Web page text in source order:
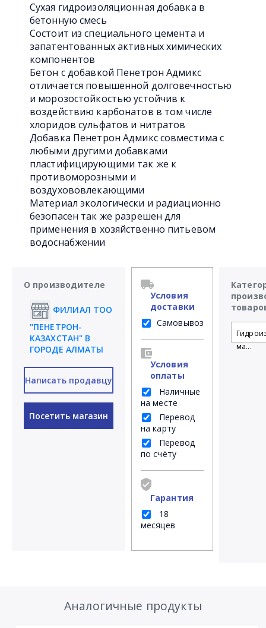
Сухая гидроизоляционная добавка в
бетонную смесь
Состоит из специального цемента и
запатентованных активных химических
компонентов
Бетон с добавкой Пенетрон Адмикс
отличается повышенной долговечностью
и морозостойкостью устойчив к
воздействию карбонатов в том числе
хлоридов сульфатов и нитратов
Добавка Пенетрон Адмикс совместима с
любыми другими добавками
пластифицирующими так же к
противоморозными и
воздухововлекающими
Материал экологически и радиационно
безопасен так же разрешен для
применения в хозяйственно питьевом
водоснабжении
О производителе
ФИЛИАЛ ТОО
"ПЕНЕТРОН-
КАЗАХСТАН" В
ГОРОДЕ АЛМАТЫ
Написать продавцу
Посетить магазин
Условия
доставки
Самовывоз
Условия
оплаты
Наличные
на месте
Перевод
на карту
Перевод
по счёту
Гарантия
18
месяцев
ма...
Аналогичные продукты